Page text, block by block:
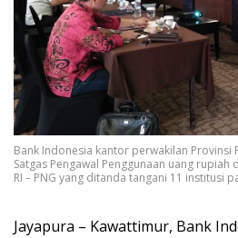
Bank Indonesia kantor perwakilan Provinsi
Satgas Pengawal Penggunaan uang
RI – PNG yang ditanda tangani 11 institusi
Jayapura – Kawattimur, Bank